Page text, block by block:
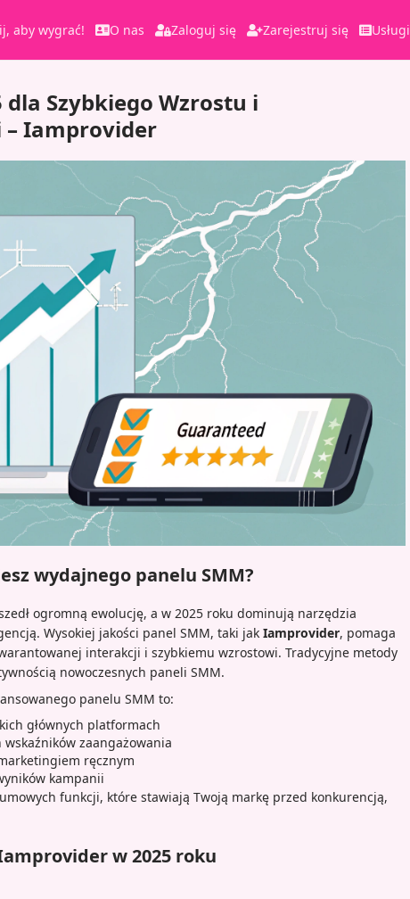
aby wygrać! O nas Zaloguj się Zarejestruj się Usługi
dla Szybkiego Wzrostu i
Iamprovider
wydajnego panelu SMM?
ogromną ewolucję, a w 2025 roku dominują narzędzia
Wysokiej jakości panel SMM, taki jak Iamprovider, pomaga
interakcji i szybkiemu wzrostowi. Tradycyjne metody
nowoczesnych paneli SMM.
panelu SMM to:
głównych platformach
zaangażowania
ręcznym
kampanii
funkcji, które stawiają Twoją markę przed konkurencją,
w 2025 roku